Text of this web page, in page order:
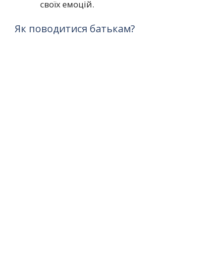
своїх емоцій.
Як поводитися батькам?